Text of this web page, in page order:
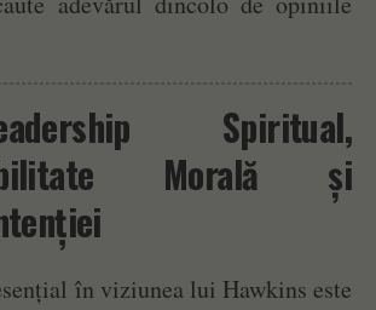
Spiritual,
Morală și
în viziunea lui Hawkins este